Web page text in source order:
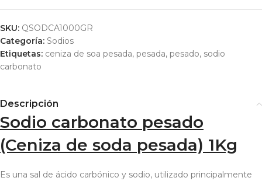
SKU: QSODCA1000GR
Categoría: Sodios
Etiquetas: ceniza de soa pesada, pesada, pesado, sodio
carbonato
Descripción
Sodio carbonato pesado
(Ceniza de soda pesada) 1Kg
Es una sal de ácido carbónico y sodio, utilizado principalmente